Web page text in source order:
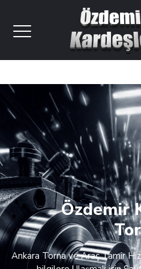
Özdemir
Ankara Torna ve Araç Tamir